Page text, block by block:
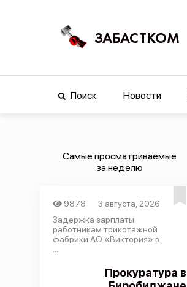
ЗАБАСТКОМ
Поиск Новости
Самые просматриваемые
за неделю
9878
3 августа, 2026
Задержка зарплаты
работникам трикотажной
фабрики АО «Виктория» в
Прокуратура в